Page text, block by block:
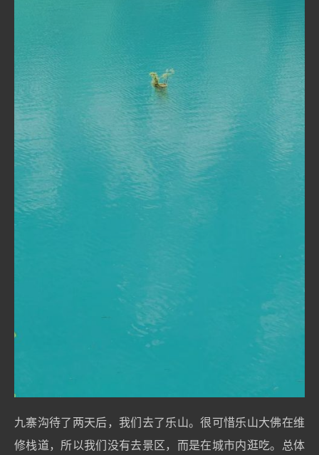
九寨沟待了两天后，我们去了乐山。很可惜乐山大佛在维
修栈道，所以我们没有去景区，而是在城市内逛吃。总体